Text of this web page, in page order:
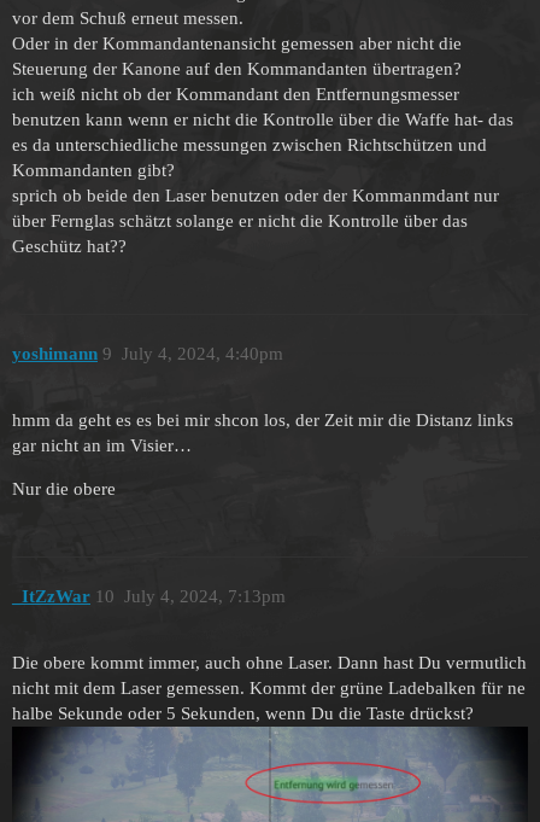
vor dem Schuß erneut messen.
Oder in der Kommandantenansicht gemessen aber nicht die
Steuerung der Kanone auf den Kommandanten übertragen?
ich weiß nicht ob der Kommandant den Entfernungsmesser
benutzen kann wenn er nicht die Kontrolle über die Waffe hat- das
es da unterschiedliche messungen zwischen Richtschützen und
Kommandanten gibt?
sprich ob beide den Laser benutzen oder der Kommanmdant nur
über Fernglas schätzt solange er nicht die Kontrolle über das
Geschütz hat??
yoshimann July 4, 2024, 4:40pm
9
hmm da geht es es bei mir shcon los, der Zeit mir die Distanz links
gar nicht an im Visier…
Nur die obere
_ItZzWar July 4, 2024, 7:13pm
10
Die obere kommt immer, auch ohne Laser. Dann hast Du vermutlich
nicht mit dem Laser gemessen. Kommt der grüne Ladebalken für ne
halbe Sekunde oder 5 Sekunden, wenn Du die Taste drückst?